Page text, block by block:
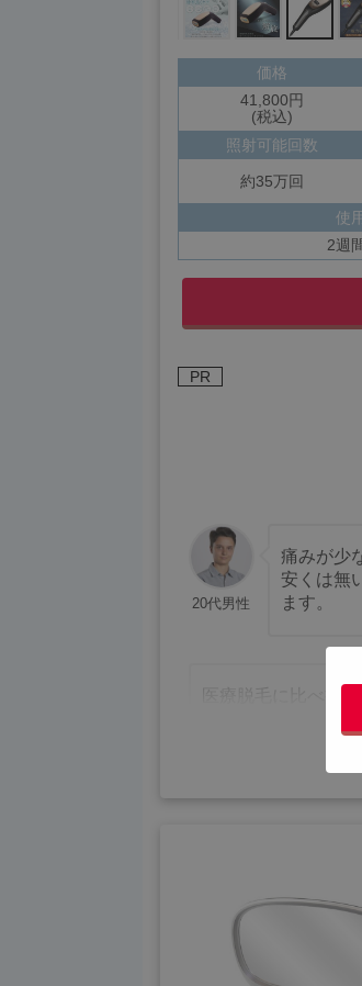
価格
41,800円
(税込)
照射可能回数
約35万回
使
2週
PR
20代男性
痛みが少
安くは無
ます。
濃い毛に反応が良
脱毛器の大きさが
これなら家族一緒